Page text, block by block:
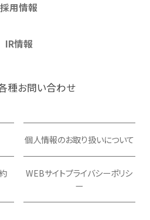
採用情報
IR情報
種お問い合わせ
個人情報のお取り扱いについて
WEBサイトプライバシーポリシ
ー